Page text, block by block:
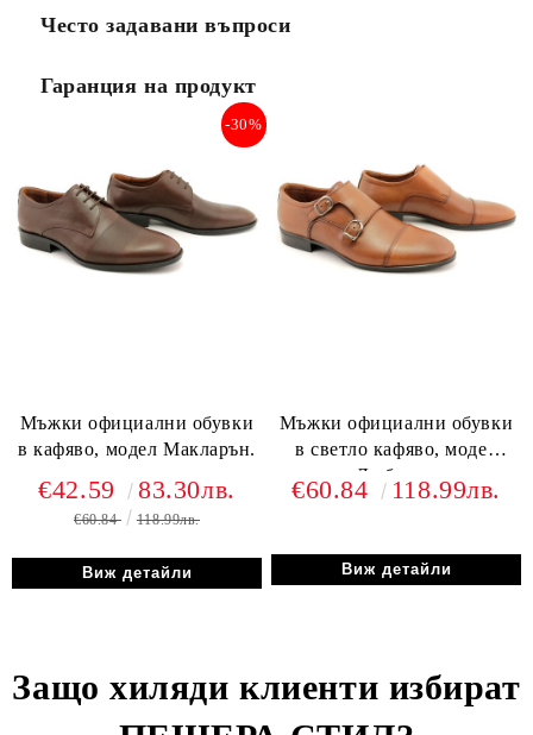
Често задавани въпроси
Гаранция на продукт
Мъжки официални обувки
в кафяво, модел Макларън.
-30%
€42.59 83.30лв.
€60.84 118.99лв.
Виж детайли
Мъжки официални обувки
в светло кафяво, модел
Любозар.
€60.84 118.99лв.
Виж детайли
Защо хиляди клиенти избират